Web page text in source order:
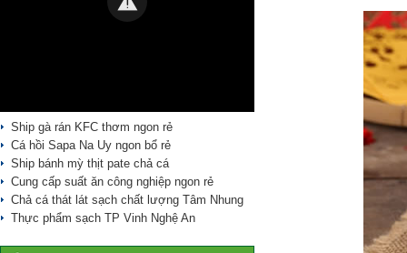
Ship gà rán KFC thơm ngon rẻ
Cá hồi Sapa Na Uy ngon bổ rẻ
Ship bánh mỳ thịt pate chả cá
Cung cấp suất ăn công nghiệp ngon rẻ
Chả cá thát lát sạch chất lượng Tâm Nhung
Thực phẩm sạch TP Vinh Nghệ An